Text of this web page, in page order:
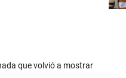
que volvió a mostrar